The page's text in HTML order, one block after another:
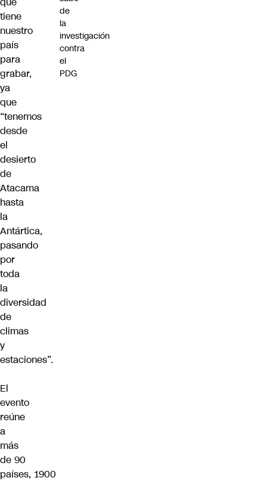
tiene
nuestro
país
para
grabar,
ya
que
“tenemos
desde
el
desierto
de
Atacama
hasta
la
Antártica,
pasando
por
toda
la
diversidad
de
climas
y
estaciones”.
El
evento
reúne
a
más
de 90
países, 1900
de
la
investigación
contra
el
PDG